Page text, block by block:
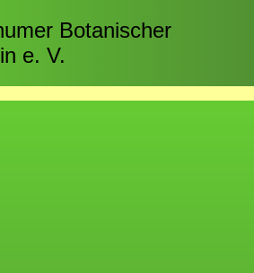
Botanischer
e. V.